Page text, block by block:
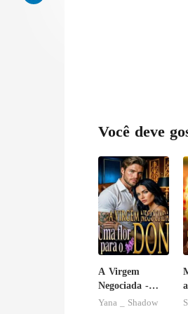
Você deve
A Virgem
Negociada -
Uma flor para
Yana _ Shadow